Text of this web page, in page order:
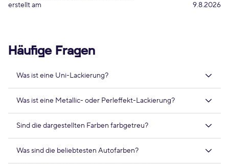
erstellt am 9.8.2026
Häufige Fragen
Was ist eine Uni-Lackierung?
Was ist eine Metallic- oder Perleffekt-Lackierung?
Sind die dargestellten Farben farbgetreu?
Was sind die beliebtesten Autofarben?